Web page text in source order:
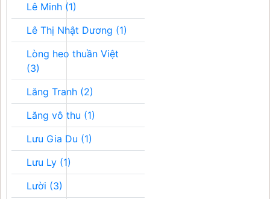
Lê Minh (1)
Lê Thị Nhật Dương (1)
Lòng heo thuần Việt
(3)
Lăng Tranh (2)
Lăng vô thu (1)
Lưu Gia Du (1)
Lưu Ly (1)
Lười (3)